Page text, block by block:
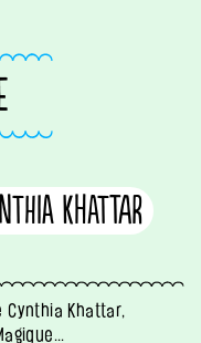
Khattar
Cynthia Khattar,